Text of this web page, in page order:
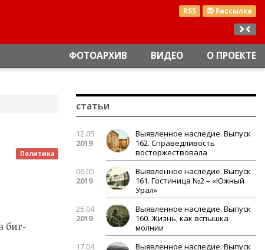
RSS Рассылка
ФОТОАРХИВ ВИДЕО О ПРОЕКТЕ
Политика
биг-
статьи
12.05
2019
Выявленное наследие. Выпуск
162. Справедливость
восторжествовала
06.05
2019
Выявленное наследие. Выпуск
161. Гостиница №2 – «Южный
Урал»
25.04
2019
Выявленное наследие. Выпуск
160. Жизнь, как вспышка
молнии
17.04
Выявленное наследие. Выпуск